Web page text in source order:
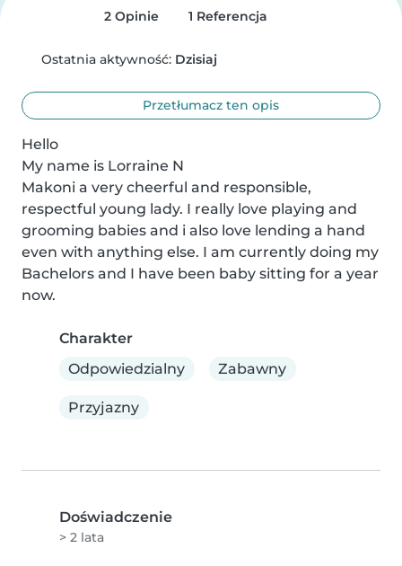
2 Opinie 1 Referencja
Ostatnia aktywność: Dzisiaj
Przetłumacz ten opis
Hello
My name is Lorraine N
Makoni a very cheerful and responsible,
respectful young lady. I really love playing and
grooming babies and i also love lending a hand
even with anything else. I am currently doing my
Bachelors and I have been baby sitting for a year
now.
Charakter
Odpowiedzialny
Zabawny
Przyjazny
Doświadczenie
> 2 lata